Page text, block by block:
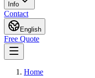
Info
Contact
English
Free Quote
Home